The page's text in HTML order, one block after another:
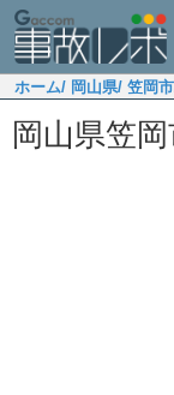
ホーム/ 岡山県/ 笠岡市
岡山県笠